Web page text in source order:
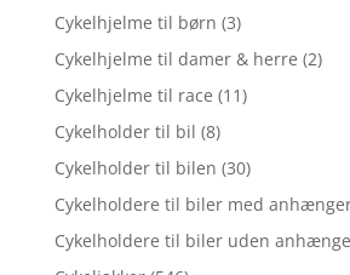
Cykelhjelme til børn (3)
Cykelhjelme til damer & herre (2)
Cykelhjelme til race (11)
Cykelholder til bil (8)
Cykelholder til bilen (30)
Cykelholdere til biler med
Cykelholdere til biler uden